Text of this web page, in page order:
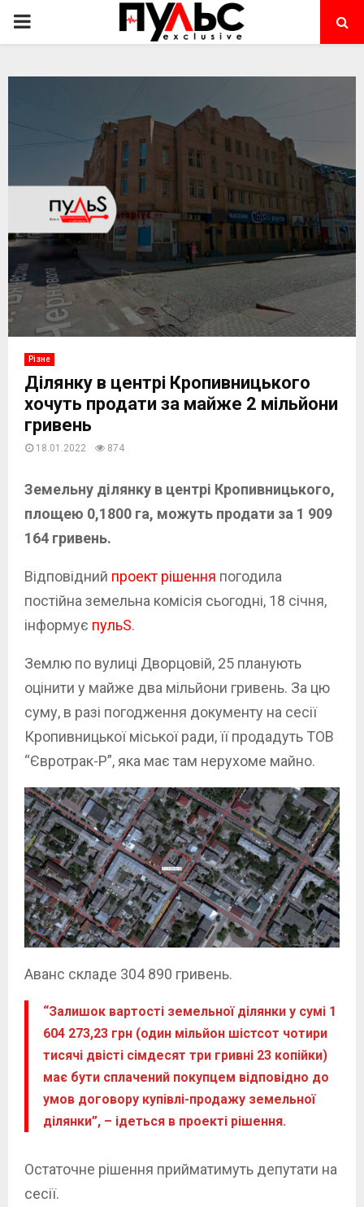
PRIMARY
Різне
Ділянку в центрі Кропивницького
хочуть продати за майже 2 мільйони
гривень
18.01.2022 874
Земельну ділянку в центрі Кропивницького,
площею 0,1800 га, можуть продати за 1 909
164 гривень.
Відповідний проект рішення погодила
постійна земельна комісія сьогодні, 18 січня,
інформує пульS.
Землю по вулиці Дворцовій, 25 планують
оцінити у майже два мільйони гривень. За цю
суму, в разі погодження документу на сесії
Кропивницької міської ради, її продадуть ТОВ
“Євротрак-Р”, яка має там нерухоме майно.
Аванс складе 304 890 гривень.
“Залишок вартості земельної ділянки у сумі 1
604 273,23 грн (один мільйон шістсот чотири
тисячі двісті сімдесят три гривні 23 копійки)
має бути сплачений покупцем відповідно до
умов договору купівлі-продажу земельної
ділянки”, – ідеться в проекті рішення.
Остаточне рішення прийматимуть депутати на
сесії.